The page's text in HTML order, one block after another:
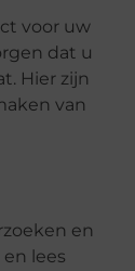
voor uw
dat u
Hier zijn
van
en
lees